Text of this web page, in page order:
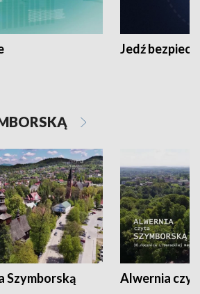
Jedź
Szymborską Alwernia